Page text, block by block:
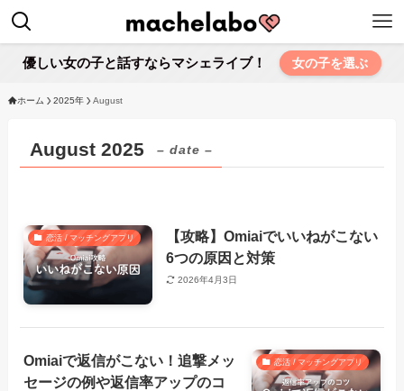
優しい女の子と話すならマシェライブ！ 女の子を選ぶ
ホーム 2025年 August
August 2025 – date –
恋活 / マッチングアプリ
【攻略】Omiaiでいいねがこない
6つの原因と対策
2026年4月3日
恋活 / マッチングアプリ
Omiaiで返信がこない！追撃メッ
セージの例や返信率アップのコ